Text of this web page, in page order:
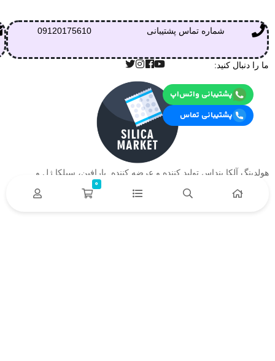
شماره تماس پشتیبانی 09120175610
ما را دنبال کنید:
هولدینگ آلکا بنداس تولید کننده و عرضه کننده پارافین، سیلکا ژل و….
پشتیبانی واتس‌اپ
پشتیبانی تماس
0